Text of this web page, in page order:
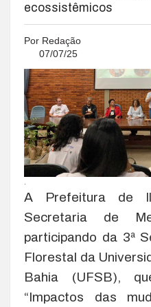
ecossistêmicos
Por Redação
07/07/25
.
A Prefeitura de
Secretaria de
participando da 3ª
Florestal da
Bahia (UFSB),
“Impactos das